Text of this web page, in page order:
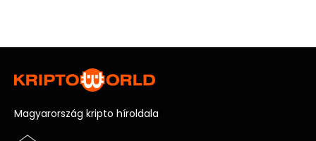
Magyarország kripto híroldala